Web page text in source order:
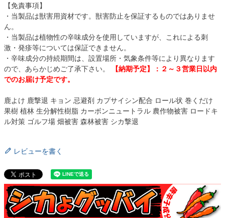
【免責事項】
・当製品は獣害用資材です。獣害防止を保証するものではありませ
ん。
・当製品は植物性の辛味成分を使用していますが、これによる刺
激・発疹等については保証できません。
・辛味成分の持続期間は、設置場所・気象条件等により異なります
ので、あらかじめご了承下さい。
【納期予定】：２～３営業日以内
でのお届け予定です。
鹿よけ 鹿撃退 キョン 忌避剤 カプサイシン配合 ロール状 巻くだけ
果樹 植林 生分解性樹脂 カーボンニュートラル 農作物被害 ロードキ
ル対策 ゴルフ場 畑被害 森林被害 シカ撃退
レビューを書く